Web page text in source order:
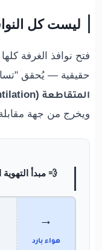
ليست كل
فتح نوافذ الغرفة
حقيقية — يُحقق
المتقاطعة (Cross Ventilation)
ويخرج من جهة
💨 مبدأ
→
هواء بارد